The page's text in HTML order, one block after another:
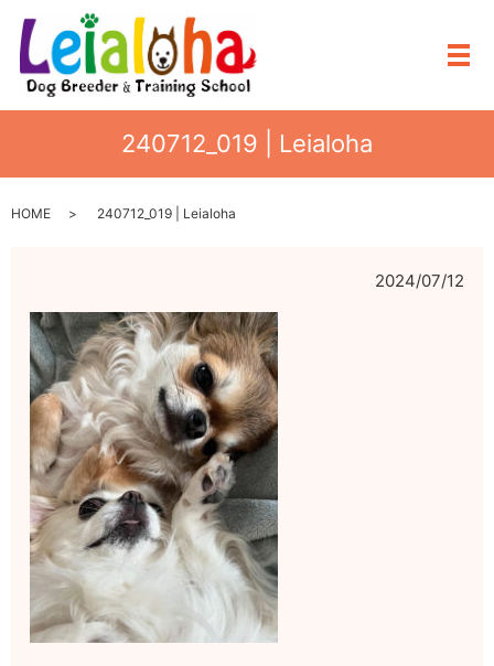
メ
240712_019 | Leialoha
HOME 240712_019 | Leialoha
2024/07/12